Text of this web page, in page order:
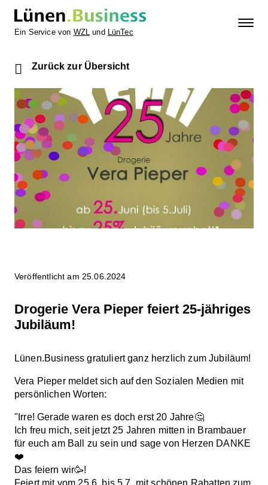
Ein Service von WZL und LünTec
Zurück zur Übersicht
Veröffentlicht am 25.06.2024
Drogerie Vera Pieper feiert 25-jähriges
Jubiläum!
Lünen.Business gratuliert ganz herzlich zum Jubiläum!
Vera Pieper meldet sich auf den Sozialen Medien mit
persönlichen Worten:
"Irre! Gerade waren es doch erst 20 Jahre🤔
Ich freu mich, seit jetzt 25 Jahren mitten in Brambauer
für euch am Ball zu sein und sage von Herzen DANKE
❤️
Das feiern wir🥳!
Feiert mit vom 25.6. bis 5.7. mit schönen Rabatten zum